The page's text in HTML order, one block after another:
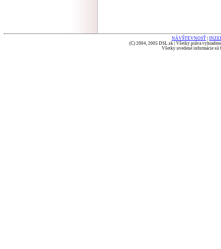
NÁVŠTEVNOSŤ
(C) 2004, 2005 DSL.sk | Všetky práva
Všetky uvedené informácie sú